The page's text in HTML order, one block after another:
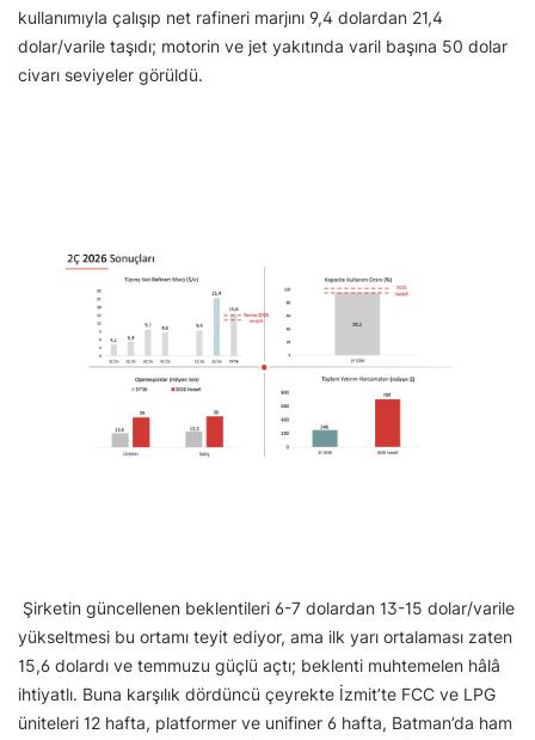
kullanımıyla çalışıp net rafineri marjını 9,4 dolardan 21,4
dolar/varile taşıdı; motorin ve jet yakıtında varil başına 50 dolar
civarı seviyeler görüldü.
Şirketin güncellenen beklentileri 6-7 dolardan 13-15 dolar/varile
yükseltmesi bu ortamı teyit ediyor, ama ilk yarı ortalaması zaten
15,6 dolardı ve temmuzu güçlü açtı; beklenti muhtemelen hâlâ
ihtiyatlı. Buna karşılık dördüncü çeyrekte İzmit’te FCC ve LPG
üniteleri 12 hafta, platformer ve unifiner 6 hafta, Batman’da ham